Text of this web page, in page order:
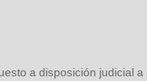
a disposición judicial a